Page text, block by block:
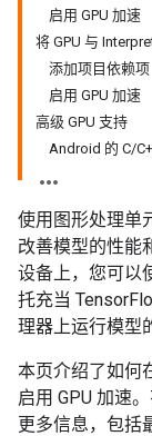
启用 GPU 加速
将 GPU 与
添加项目依赖项
启用 GPU 加速
高级 GPU 支持
Android 的 C/
使用图形处理单
改善模型的性能
设备上，您可以
托充当
理器上运行模型
本页介绍了如何
启用 GPU 加速
更多信息，包括